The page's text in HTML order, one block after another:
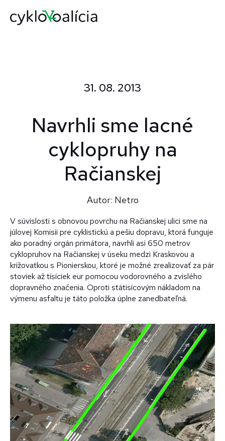
31. 08. 2013
Navrhli sme lacné
cyklopruhy na
Račianskej
Autor: Netro
V súvislosti s obnovou povrchu na Račianskej ulici sme na
júlovej Komisii pre cyklistickú a pešiu dopravu, ktorá funguje
ako poradný orgán primátora, navrhli asi 650 metrov
cyklopruhov na Račianskej v úseku medzi Kraskovou a
križovatkou s Pionierskou, ktoré je možné zrealizovať za pár
stoviek až tísíciek eur pomocou vodorovného a zvislého
dopravného značenia. Oproti státisícovým nákladom na
výmenu asfaltu je táto položka úplne zanedbateľná.